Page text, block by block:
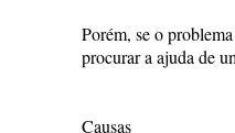
Porém, se o
procurar a ajuda de
Causas